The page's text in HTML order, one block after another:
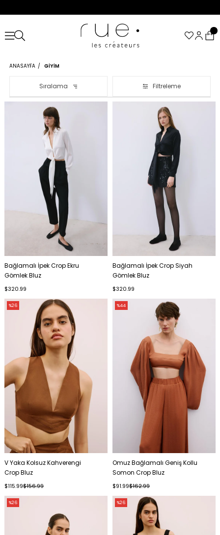
ANASAYFA GIYIM
Filtreleme
Sıralama
Bağlamalı İpek Crop Ekru
Gömlek Bluz
$320.99
Bağlamalı İpek Crop Siyah
Gömlek Bluz
$320.99
V Yaka Kolsuz Kahverengi
Crop Bluz
$115.99$156.99
%26
Omuz Bağlamalı Geniş Kollu
Somon Crop Bluz
$91.99$162.99
%44
%26 %26